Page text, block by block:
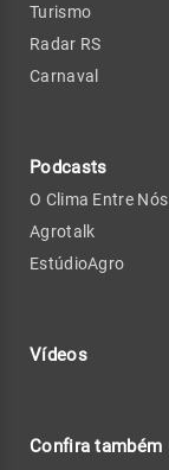
Turismo
Radar RS
Carnaval
Podcasts
O Clima Entre Nós
Agrotalk
EstúdioAgro
Vídeos
Confira também